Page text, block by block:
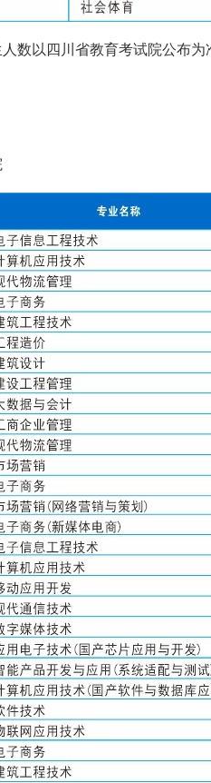
数以四川省教育考试院公布为